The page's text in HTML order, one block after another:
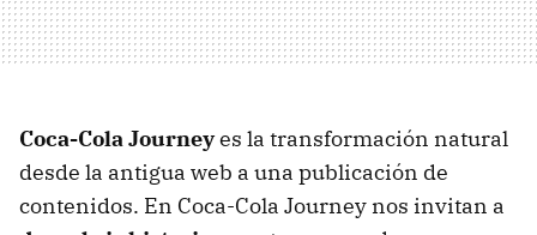
Coca-Cola Journeyes la transformación natural
desde la antigua web a una publicación de
contenidos. En Coca-Cola Journey nos invitan a